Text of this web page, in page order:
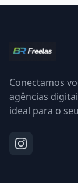
Conectamos
agências
ideal para o